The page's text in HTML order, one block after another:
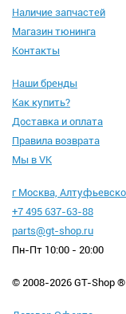
Наличие запчастей
Магазин тюнинга
Контакты
Наши бренды
Как купить?
Доставка и оплата
Правила возврата
Мы в VK
г Москва,
+7 495 637-63-88
parts@gt-shop.ru
Пн-Пт 10:00 - 20:00
© 2008-2026 GT-Shop ®